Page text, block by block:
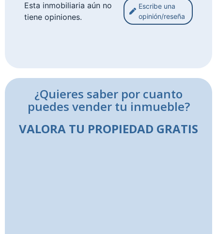
Esta inmobiliaria aún no
tiene opiniones.
Escribe una
opinión/reseña
¿Quieres saber por cuanto
puedes vender tu inmueble?
VALORA TU PROPIEDAD GRATIS